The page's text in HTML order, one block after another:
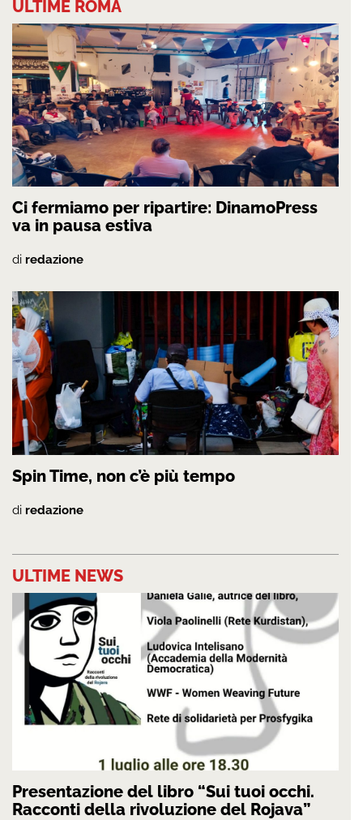
ULTIME ROMA
Ci fermiamo per ripartire: DinamoPress
va in pausa estiva
di redazione
Spin Time, non c’è più tempo
di redazione
ULTIME NEWS
Presentazione del libro “Sui tuoi occhi.
Racconti della rivoluzione del Rojava”